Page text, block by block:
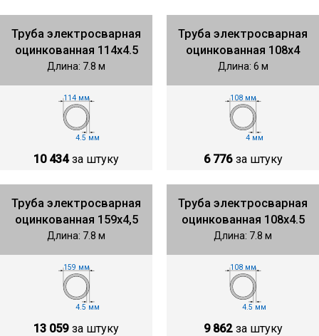
Труба электросварная
оцинкованная 114х4.5
Длина: 7.8 м
114 мм
4.5 мм
10 434 за штуку
Труба электросварная
оцинкованная 108х4
Длина: 6 м
108 мм
4 мм
6 776 за штуку
Труба электросварная
оцинкованная 159х4,5
Длина: 7.8 м
159 мм
4.5 мм
13 059 за штуку
Труба электросварная
оцинкованная 108х4.5
Длина: 7.8 м
108 мм
4.5 мм
9 862 за штуку